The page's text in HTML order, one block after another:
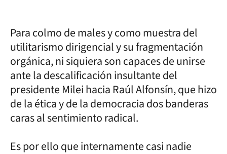
Para colmo de males y como muestra del
utilitarismo dirigencial y su fragmentación
orgánica, ni siquiera son capaces de unirse
ante la descalificación insultante del
presidente Milei hacia Raúl Alfonsín, que hizo
de la ética y de la democracia dos banderas
caras al sentimiento radical.
Es por ello que internamente casi nadie